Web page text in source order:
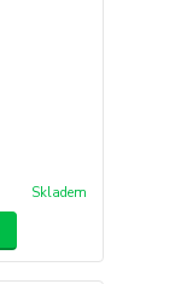
Skladem